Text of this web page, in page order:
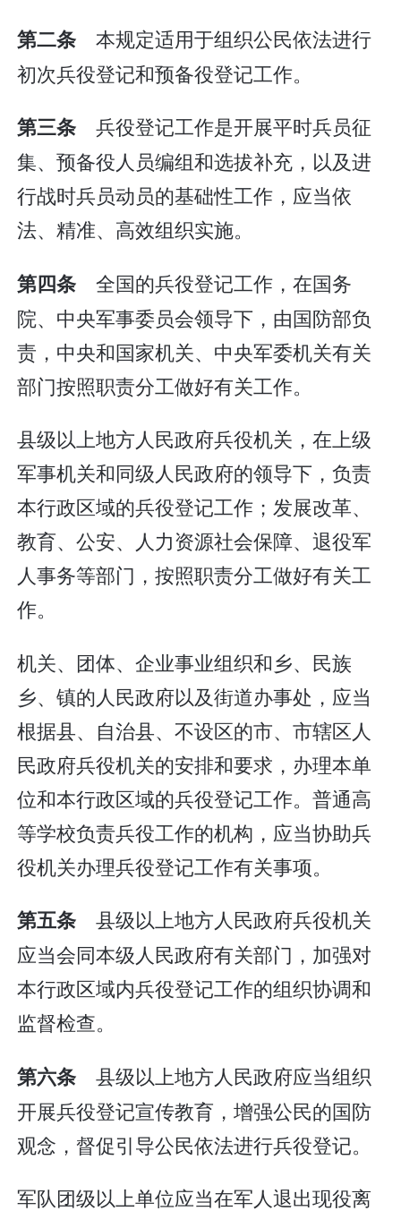
第二条本规定适用于组织公民依法进行
初次兵役登记和预备役登记工作。
第三条兵役登记工作是开展平时兵员征
集、预备役人员编组和选拔补充，以及进
行战时兵员动员的基础性工作，应当依
法、精准、高效组织实施。
第四条全国的兵役登记工作，在国务
院、中央军事委员会领导下，由国防部负
责，中央和国家机关、中央军委机关有关
部门按照职责分工做好有关工作。
县级以上地方人民政府兵役机关，在上级
军事机关和同级人民政府的领导下，负责
本行政区域的兵役登记工作；发展改革、
教育、公安、人力资源社会保障、退役军
人事务等部门，按照职责分工做好有关工
作。
机关、团体、企业事业组织和乡、民族
乡、镇的人民政府以及街道办事处，应当
根据县、自治县、不设区的市、市辖区人
民政府兵役机关的安排和要求，办理本单
位和本行政区域的兵役登记工作。普通高
等学校负责兵役工作的机构，应当协助兵
役机关办理兵役登记工作有关事项。
第五条县级以上地方人民政府兵役机关
应当会同本级人民政府有关部门，加强对
本行政区域内兵役登记工作的组织协调和
监督检查。
第六条县级以上地方人民政府应当组织
开展兵役登记宣传教育，增强公民的国防
观念，督促引导公民依法进行兵役登记。
军队团级以上单位应当在军人退出现役离